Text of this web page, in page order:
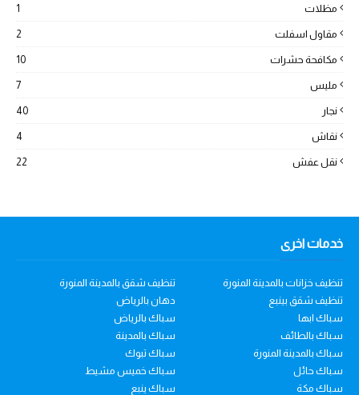
مظلات 1
مقاول اسفلت 2
مكافحة حشرات 10
مليس 7
نجار 40
نقاش 4
نقل عفش 22
خدمات اخرى
تنظيف خزانات بالمدينة المنورة
تنظيف شقق بالمدينة المنورة
تنظيف شقق بينبع
دهان بالرياض
سباك ابها
سباك بالرياض
سباك بالطائف
سباك بالمدينة
سباك بالمدينة المنورة
سباك تبوك
سباك حائل
سباك خميس مشيط
سباك مكة
سباك ينبع